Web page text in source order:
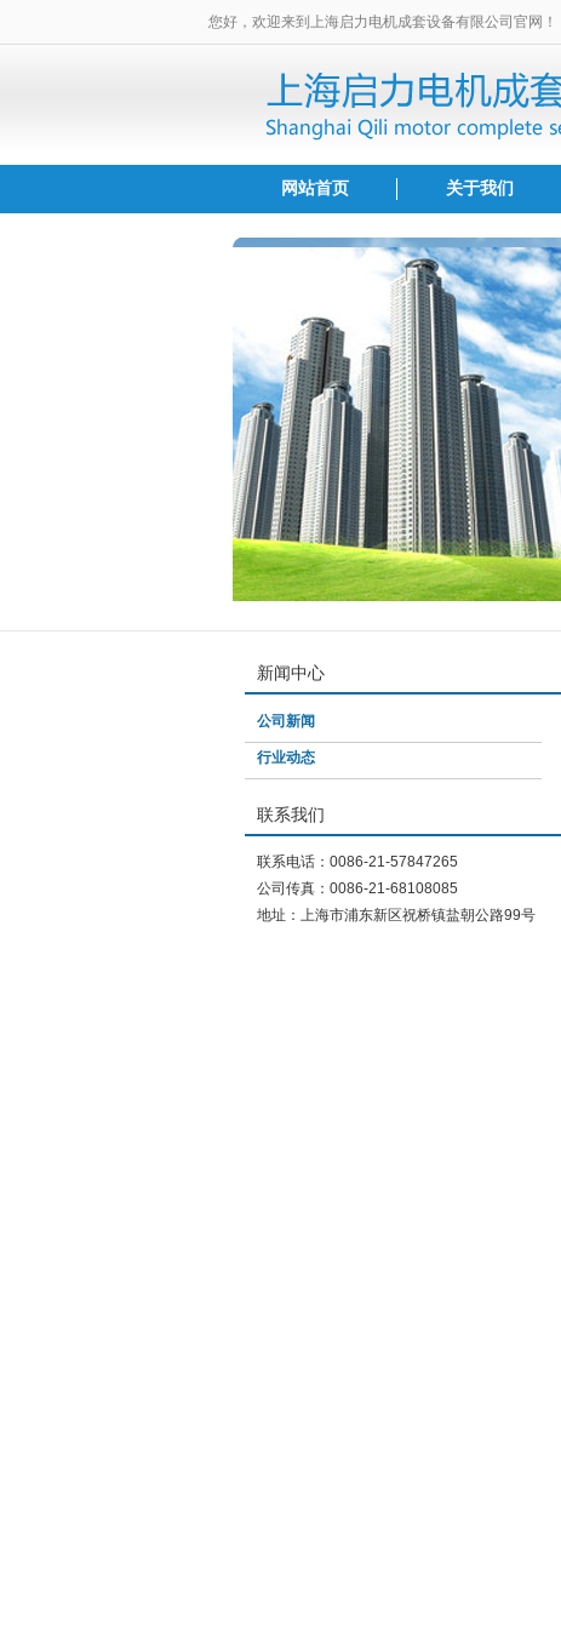
您好，欢迎来到上海启力电机成套设备有限公司官网！
网站首页 关于我们
新闻中心
公司新闻
行业动态
联系我们
联系电话：0086-21-57847265
公司传真：0086-21-68108085
地址：上海市浦东新区祝桥镇盐朝公路99号